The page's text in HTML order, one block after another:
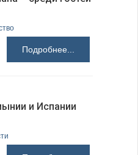
Подробнее...
и Испании